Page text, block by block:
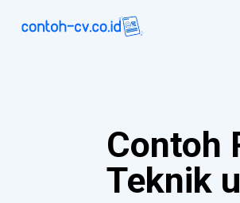
Contoh
Teknik